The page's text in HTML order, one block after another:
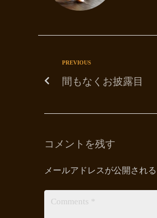
PREVIOUS
間もなくお披露目
コメントを残す
メールアドレスが公開され